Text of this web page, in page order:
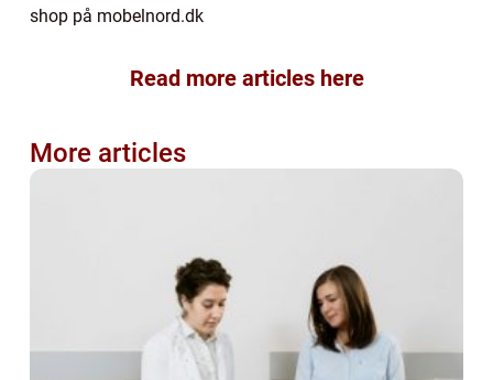
shop på mobelnord.dk
Read more articles here
More articles